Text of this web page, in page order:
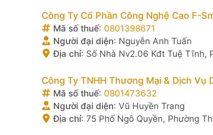
Công Ty Cổ Phần Công Nghệ Cao F-
Mã số thuế: 0801398671
Người đại diện: Nguyễn Anh Tuấn
Địa chỉ: Số Nhà Nv2.06 Kđt Tuệ Tĩnh,
Công Ty TNHH Thương Mại & Dịch Vụ
Mã số thuế: 0801473632
Người đại diện: Vũ Huyền Trang
Địa chỉ: 75 Phố Ngô Quyền, Phường